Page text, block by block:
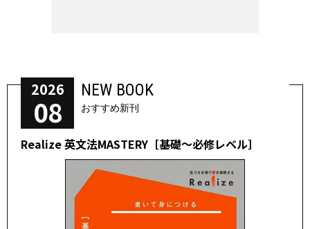
2026
08
NEW BOOK
おすすめ新刊
Realize 英文法MASTERY［基礎～必修レベル］